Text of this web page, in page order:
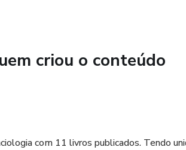
criou o conteúdo
com 11 livros publicados. Tendo